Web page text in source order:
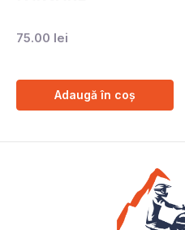
75.00 lei
Adaugă în coș